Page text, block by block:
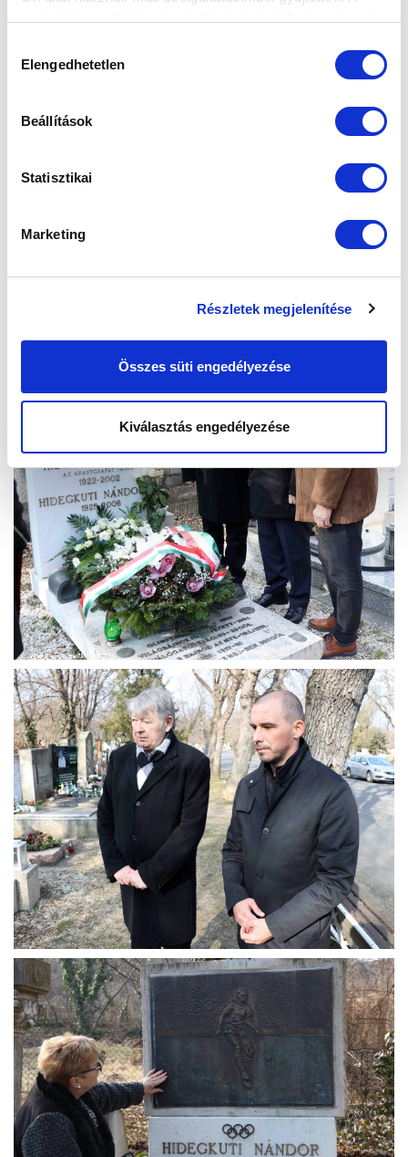
weboldalon való böngészés folytatásával Ön hozzájárul a
kiválasztása
Elengedhetetlen
Beállítások
Statisztikai
Marketing
Részletek megjelenítése
Összes süti engedélyezése
Kiválasztás engedélyezése